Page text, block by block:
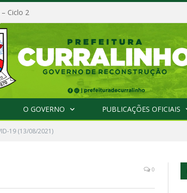
Ciclo 2
O GOVERNO PUBLICAÇÕES OFICIAIS
19 (13/08/2021)
0